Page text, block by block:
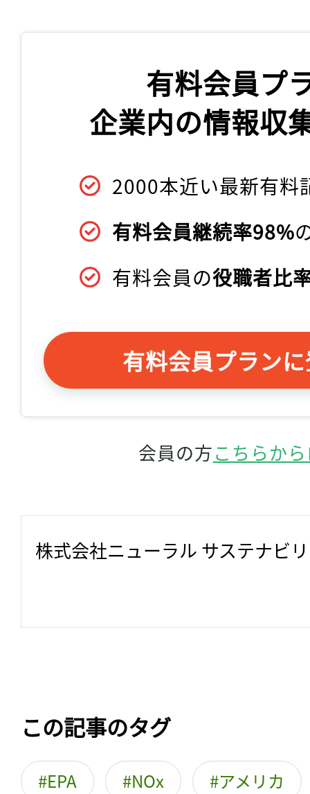
有料会員プ
企業内の情報収
2000本近い最新有料
有料会員継続率98%
有料会員の役職者比
有料会員プラン
会員の方こちらか
株式会社ニューラル サステナビ
この記事のタグ
EPA NOx アメリカ